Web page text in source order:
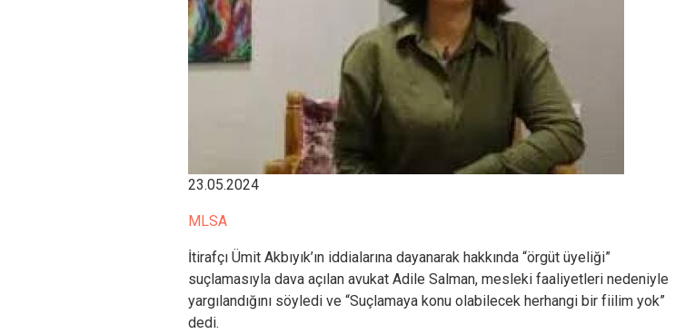
23.05.2024
MLSA
İtirafçı Ümit Akbıyık’ın iddialarına dayanarak hakkında “örgüt üyeliği”
suçlamasıyla dava açılan avukat Adile Salman, mesleki faaliyetleri nedeniyle
yargılandığını söyledi ve “Suçlamaya konu olabilecek herhangi bir fiilim yok”
dedi.